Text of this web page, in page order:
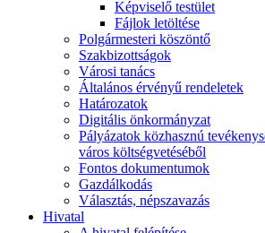
Képviselő testület
Fájlok letöltése
Polgármesteri köszöntő
Szakbizottságok
Városi tanács
Általános érvényű rendeletek
Határozatok
Digitális önkormányzat
Pályázatok közhasznú
város költségvetéséből
Fontos dokumentumok
Gazdálkodás
Választás, népszavazás
Hivatal